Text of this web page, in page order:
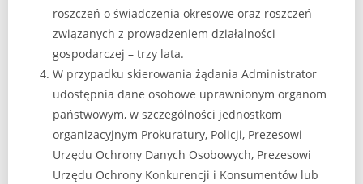
roszczeń o świadczenia okresowe oraz roszczeń
związanych z prowadzeniem działalności
gospodarczej – trzy lata.
W przypadku skierowania żądania Administrator
udostępnia dane osobowe uprawnionym organom
państwowym, w szczególności jednostkom
organizacyjnym Prokuratury, Policji, Prezesowi
Urzędu Ochrony Danych Osobowych, Prezesowi
Urzędu Ochrony Konkurencji i Konsumentów lub